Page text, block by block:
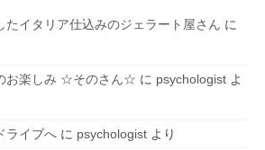
たイタリア仕込みのジェラート屋さん に
お楽しみ ☆そのさん☆ に psychologist よ
ライブへ に psychologist より